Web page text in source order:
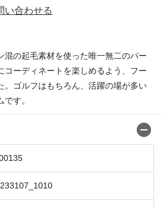
い合わせる
混の起毛素材を使った唯一無二のパー
コーディネートを楽しめるよう、フー
。ゴルフはもちろん、活躍の場が多い
す。